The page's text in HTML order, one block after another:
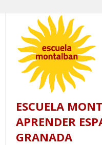
content
ESCUELA
APRENDER
GRANADA